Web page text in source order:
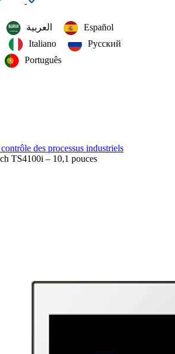
العربية‏
Español
Italiano
Русский
Português
des processus industriels
TS4100i – 10,1 pouces